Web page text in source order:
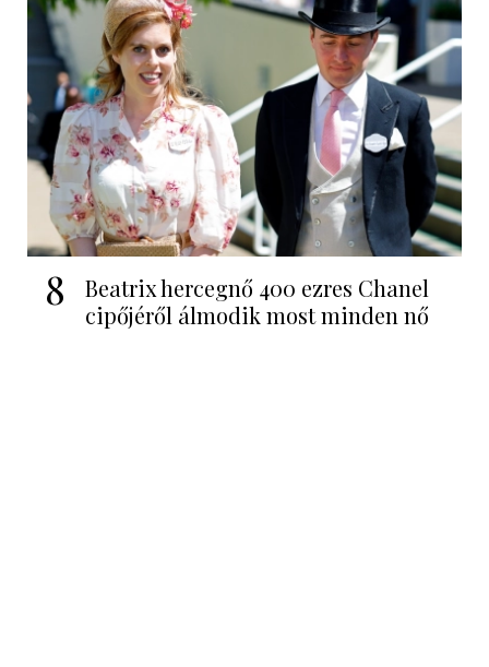
8
Beatrix hercegnő 400 ezres Chanel
cipőjéről álmodik most minden nő